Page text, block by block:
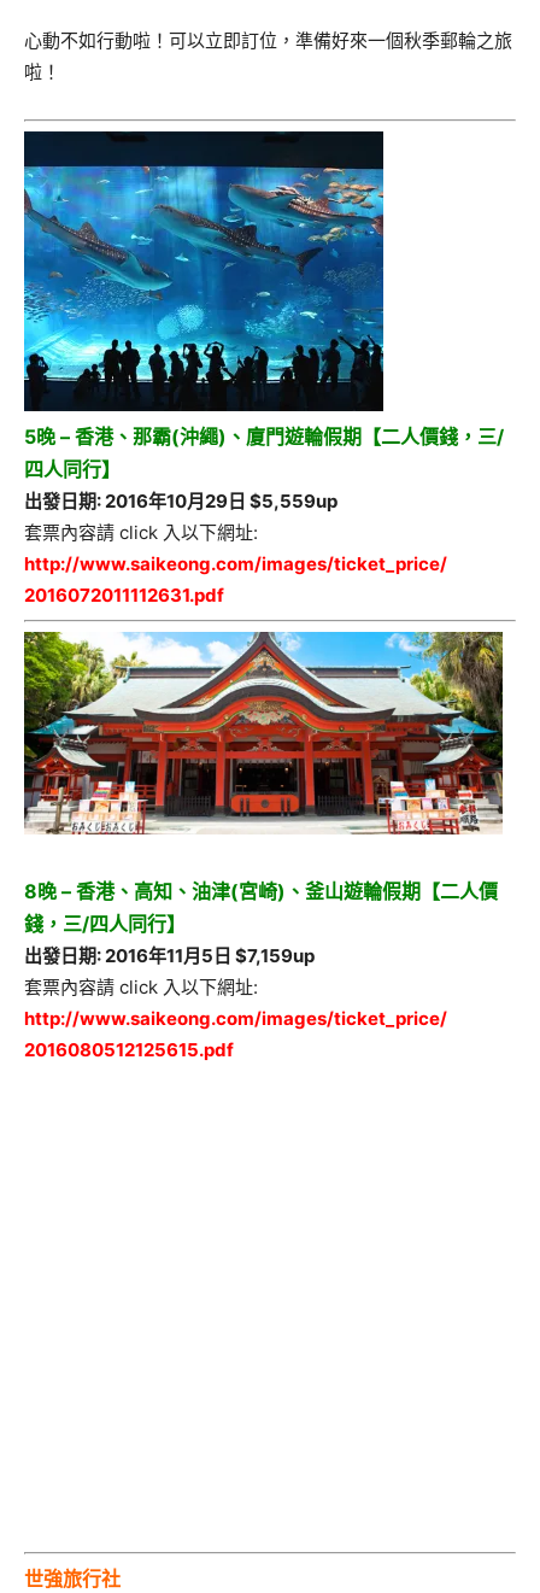
心動不如行動啦！可以立即訂位，準備好來一個秋季郵輪之旅
啦！
5晚 – 香港、那霸(沖繩)、廈門遊輪假期【二人價錢，三/
四人同行】
出發日期: 2016年10月29日 $5,559up
套票內容請 click 入以下網址:
http://www.saikeong.com/images/ticket_price/
2016072011112631.pdf
8晚 – 香港、高知、油津(宮崎)、釜山遊輪假期【二人價
錢，三/四人同行】
出發日期: 2016年11月5日 $7,159up
套票內容請 click 入以下網址:
http://www.saikeong.com/images/ticket_price/
2016080512125615.pdf
世強旅行社